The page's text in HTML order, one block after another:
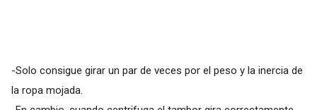
-Solo consigue girar un par de veces por el peso y la inercia de
la ropa mojada.